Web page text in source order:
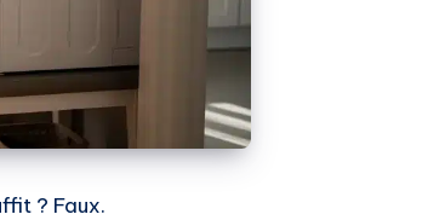
? Faux.